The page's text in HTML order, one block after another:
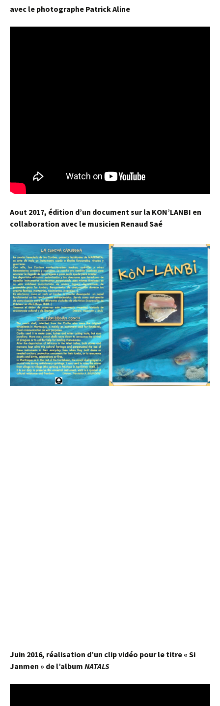
avec le photographe Patrick Aline
Aout 2017, édition d’un document sur la KON’LANBI en
collaboration avec le musicien Renaud Saé
Juin 2016, réalisation d’un clip vidéo pour le titre « Si
Janmen » de l’album NATALS